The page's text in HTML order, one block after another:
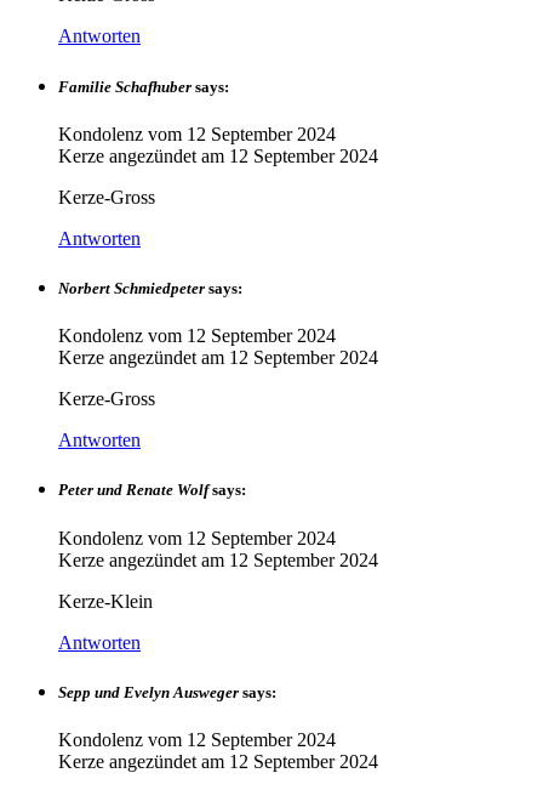
Antworten
Familie Schafhuber says:
Kondolenz vom 12 September 2024
Kerze angezündet am 12 September 2024
Kerze-Gross
Antworten
Norbert Schmiedpeter says:
Kondolenz vom 12 September 2024
Kerze angezündet am 12 September 2024
Kerze-Gross
Antworten
Peter und Renate Wolf says:
Kondolenz vom 12 September 2024
Kerze angezündet am 12 September 2024
Kerze-Klein
Antworten
Sepp und Evelyn Ausweger says:
Kondolenz vom 12 September 2024
Kerze angezündet am 12 September 2024